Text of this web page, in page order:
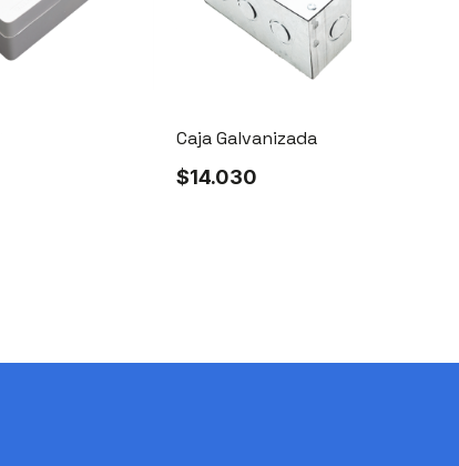
Caja Galvanizada
$14.030